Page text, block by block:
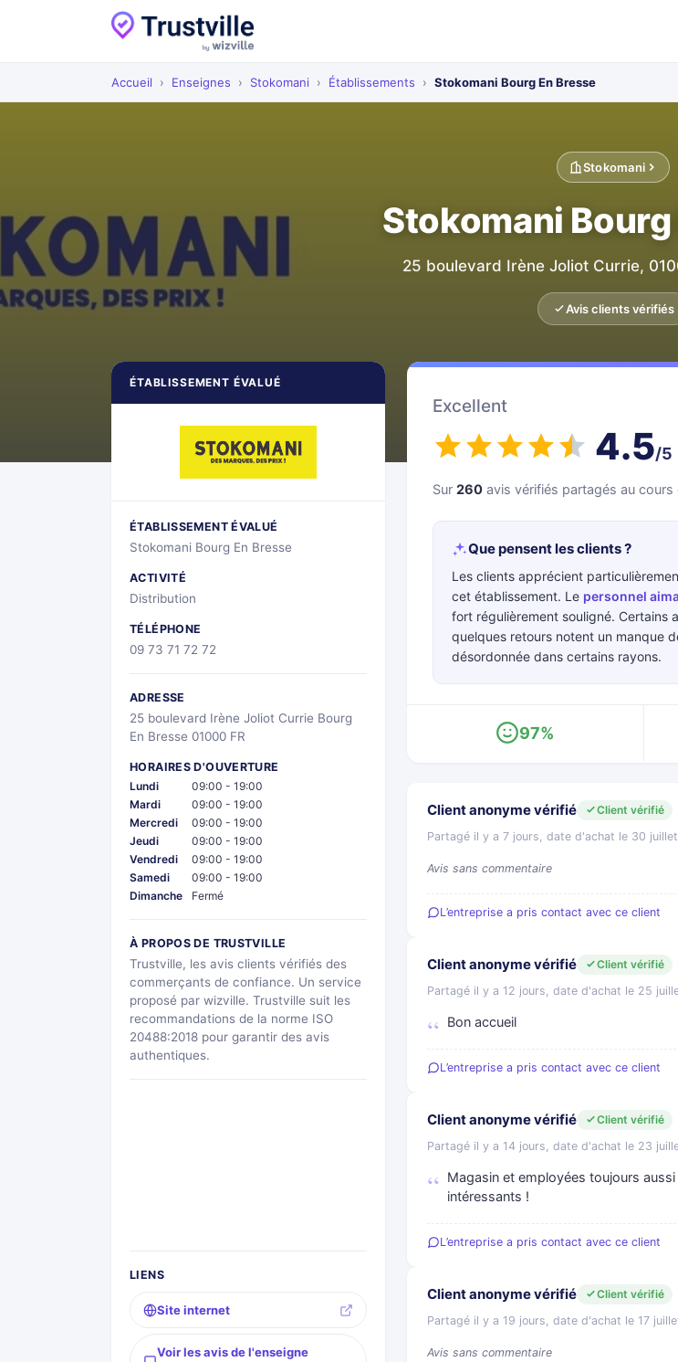
Accueil › Enseignes › Stokomani › Établissements › Stokomani Bourg En Bresse
Stokomani
Stokomani Bourg
25 boulevard Irène Joliot Currie,
Avis clients vérifiés
ÉTABLISSEMENT ÉVALUÉ
ÉTABLISSEMENT ÉVALUÉ
Stokomani Bourg En Bresse
ACTIVITÉ
Distribution
TÉLÉPHONE
09 73 71 72 72
ADRESSE
25 boulevard Irène Joliot Currie Bourg
En Bresse 01000 FR
HORAIRES D'OUVERTURE
Lundi
09:00 - 19:00
Mardi
09:00 - 19:00
Mercredi
09:00 - 19:00
Jeudi
09:00 - 19:00
Vendredi
09:00 - 19:00
Samedi
09:00 - 19:00
Dimanche
Fermé
À PROPOS DE TRUSTVILLE
Trustville, les avis clients vérifiés des
commerçants de confiance. Un service
proposé par wizville. Trustville suit les
recommandations de la norme ISO
20488:2018 pour garantir des avis
authentiques.
LIENS
Site internet
Voir les avis de l'enseigne
Excellent
4.5/5
Sur 260 avis vérifiés partagés au cours
Que pensent les clients ?
Les clients apprécient
cet établissement. Le personnel
fort régulièrement souligné. Certains
quelques retours notent un manque
désordonnée dans certains rayons.
97%
Client anonyme vérifié
Client vérifié
Partagé il y a 7 jours, date d'achat le 30 juillet
Avis sans commentaire
L’entreprise a pris contact avec ce client
Client anonyme vérifié
Client vérifié
Partagé il y a 12 jours, date d'achat le 25
Bon accueil
L’entreprise a pris contact avec ce client
Client anonyme vérifié
Client vérifié
Partagé il y a 14 jours, date d'achat le 23
Magasin et employées toujours
intéressants !
L’entreprise a pris contact avec ce client
Client anonyme vérifié
Client vérifié
Partagé il y a 19 jours, date d'achat le 17
Avis sans commentaire